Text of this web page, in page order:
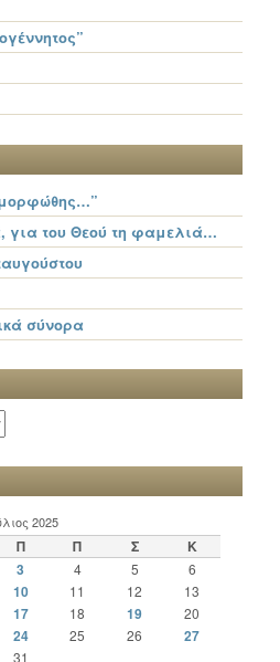
για του Θεού τη φαμελιά…
σύνορα
2025
Π Π Σ
Κ
3 4 5
6
10 11 12
13
17 18 19 20
24 25 26
27
31